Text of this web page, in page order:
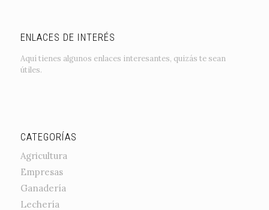
ENLACES DE INTERÉS
Aquí tienes algunos enlaces interesantes, quizás te sean
útiles.
CATEGORÍAS
Agricultura
Empresas
Ganadería
Lechería